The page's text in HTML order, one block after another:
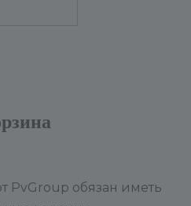
PvGroup обязан иметь